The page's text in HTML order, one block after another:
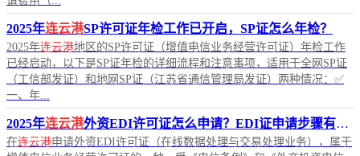
2025年连云港SP许可证年检工作已开启，SP证怎么年检？
2025年连云港地区的SP许可证（增值电信业务经营许可证）年检工作
已经启动，以下是SP证年检的详细流程和注意事项，适用于全网SP证
（工信部发证）和地网SP证（江苏省通信管理局发证）两种情况：✅
一、年...
2025年连云港外资EDI许可证怎么申请？EDI证申请步骤有哪些？
在连云港申请外资EDI许可证（在线数据处理与交易处理业务），属于